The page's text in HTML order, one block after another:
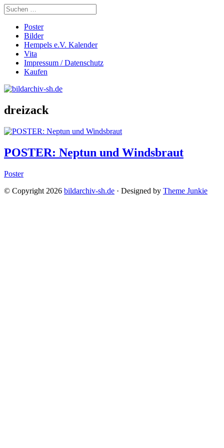
Poster
Bilder
Hempels e.V. Kalender
Vita
Impressum / Datenschutz
Kaufen
dreizack
POSTER: Neptun und Windsbraut
Poster
© Copyright 2026 bildarchiv-sh.de · Designed by Theme Junkie